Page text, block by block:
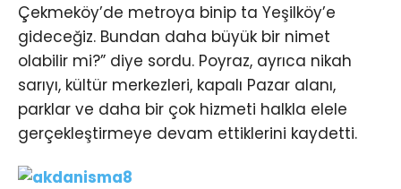
Çekmeköy’de metroya binip ta Yeşilköy’e
gideceğiz. Bundan daha büyük bir nimet
olabilir mi?” diye sordu. Poyraz, ayrıca nikah
sarıyı, kültür merkezleri, kapalı Pazar alanı,
parklar ve daha bir çok hizmeti halkla elele
gerçekleştirmeye devam ettiklerini kaydetti.